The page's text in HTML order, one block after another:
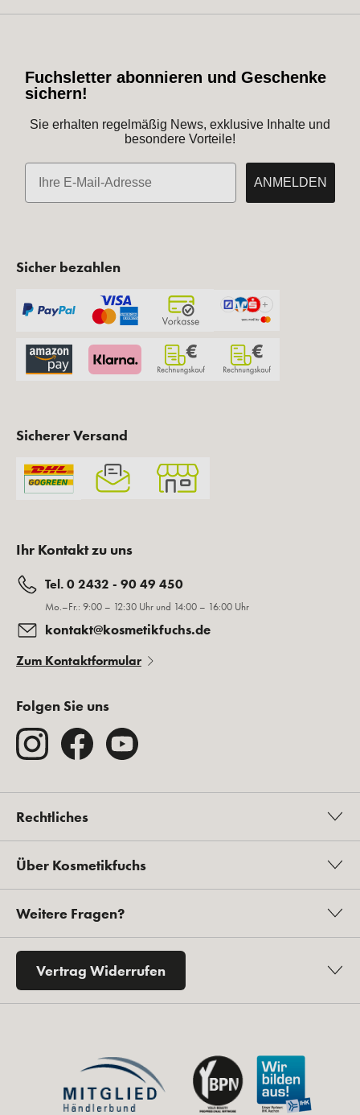
Fuchsletter abonnieren und Geschenke
sichern!
Sie erhalten regelmäßig News, exklusive Inhalte und
besondere Vorteile!
E-Mail
ANMELDEN
Sicher bezahlen
Sicherer Versand
Ihr Kontakt zu uns
Tel. 0 2432 - 90 49 450
Mo.–Fr.: 9:00 – 12:30 Uhr und 14:00 – 16:00 Uhr
kontakt@kosmetikfuchs.de
Zum Kontaktformular
Folgen Sie uns
Rechtliches
Über Kosmetikfuchs
Weitere Fragen?
Vertrag Widerrufen